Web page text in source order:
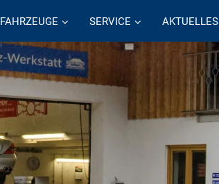
FAHRZEUGE SERVICE AKTUELLES